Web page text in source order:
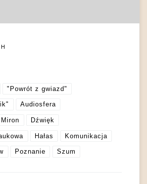
"Powrót z gwiazd"
Audiosfera
Dźwięk
Hałas Komunikacja
Poznanie Szum